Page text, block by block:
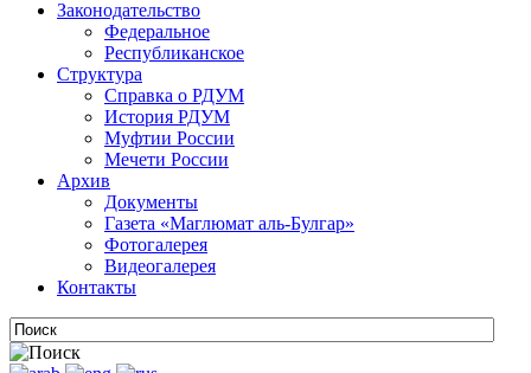
Законодательство
Федеральное
Республиканское
Структура
Справка о РДУМ
История РДУМ
Муфтии России
Мечети России
Архив
Документы
Газета «Маглюмат аль-Булгар»
Фотогалерея
Видеогалерея
Контакты